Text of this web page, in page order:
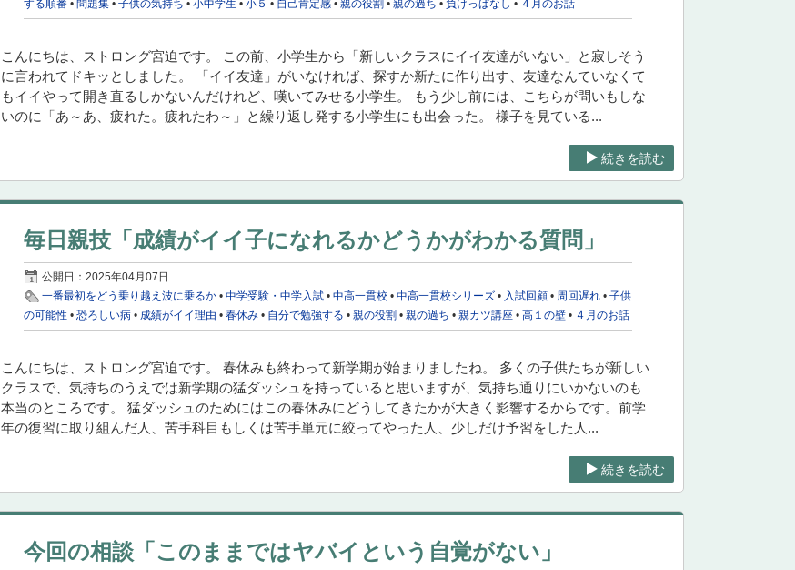
する順番 • 問題集 •子供の気持ち •小中学生 •小５ • 自己肯定感 •親の役割 •親の過ち • 負けっぱなし • ４月のお話
こんにちは、ストロング宮迫です。 この前、小学生から「新しいクラスにイイ友達がいない」と寂しそう
に言われてドキッとしました。 「イイ友達」がいなければ、探すか新たに作り出す、友達なんていなくて
もイイやって開き直るしかないんだけれど、嘆いてみせる小学生。 もう少し前には、こちらが問いもしな
いのに「あ～あ、疲れた。疲れたわ～」と繰り返し発する小学生にも出会った。 様子を見ている...
続きを読む
毎日親技「成績がイイ子になれるかどうかがわかる質問」
公開日：2025年04月07日
一番最初をどう乗り越え波に乗るか •中学受験・中学入試 •中高一貫校 •中高一貫校シリーズ • 入試回顧 • 周回遅れ •子供
の可能性 •恐ろしい病 • 成績がイイ理由 •春休み • 自分で勉強する •親の役割 •親の過ち •親カツ講座 •高１の壁 • ４月のお話
こんにちは、ストロング宮迫です。 春休みも終わって新学期が始まりましたね。 多くの子供たちが新しい
クラスで、気持ちのうえでは新学期の猛ダッシュを持っていると思いますが、気持ち通りにいかないのも
本当のところです。 猛ダッシュのためにはこの春休みにどうしてきたかが大きく影響するからです。前学
年の復習に取り組んだ人、苦手科目もしくは苦手単元に絞ってやった人、少しだけ予習をした人...
続きを読む
今回の相談「このままではヤバイという自覚がない」